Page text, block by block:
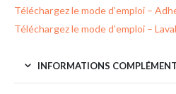
Téléchargez le mode d’emploi –
Téléchargez le mode d’emploi –
INFORMATIONS